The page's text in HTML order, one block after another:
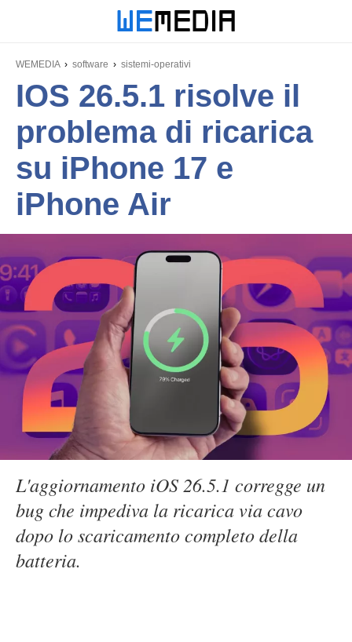
WEMEDIA software sistemi-operativi
IOS 26.5.1 risolve il
problema di ricarica
su iPhone 17 e
iPhone Air
L'aggiornamento iOS 26.5.1 corregge un
bug che impediva la ricarica via cavo
dopo lo scaricamento completo della
batteria.